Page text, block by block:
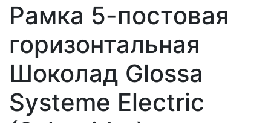
Рамка 5-постовая
горизонтальная
Шоколад Glossa
Systeme Electric